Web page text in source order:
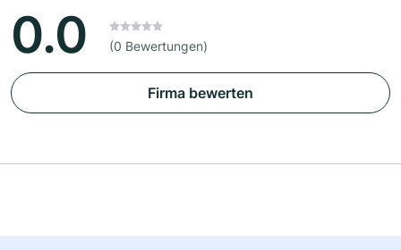
0.0 (0 Bewertungen)
Firma bewerten